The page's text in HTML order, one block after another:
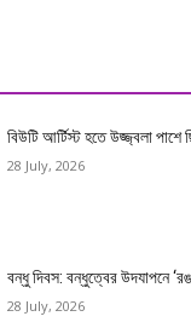
বিউটি আর্টিস্ট হতে উজ্জ্বলা পাশে
28 July, 2026
বন্ধু দিবস: বন্ধুত্বের উদযাপনে ‘রঙ
28 July, 2026